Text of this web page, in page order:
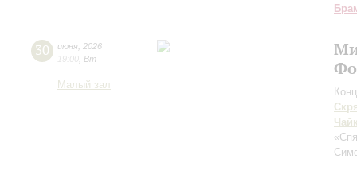
30 июня 2026
19:00 Вт
Малый зал